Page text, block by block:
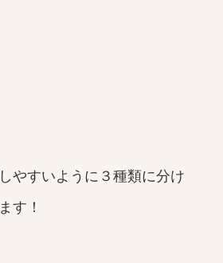
やすいように３種類に分け
す！